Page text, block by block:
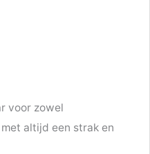
voor zowel
altijd een strak en